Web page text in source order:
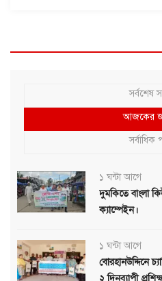
সর্বশেষ
আজকের
সর্বাধিক
১ ঘন্টা আগে
দুমকিতে বাংলা
ক্যাম্পেইন।
১ ঘন্টা আগে
বোরহানউদ্দিনে
২ দিনব্যাপী